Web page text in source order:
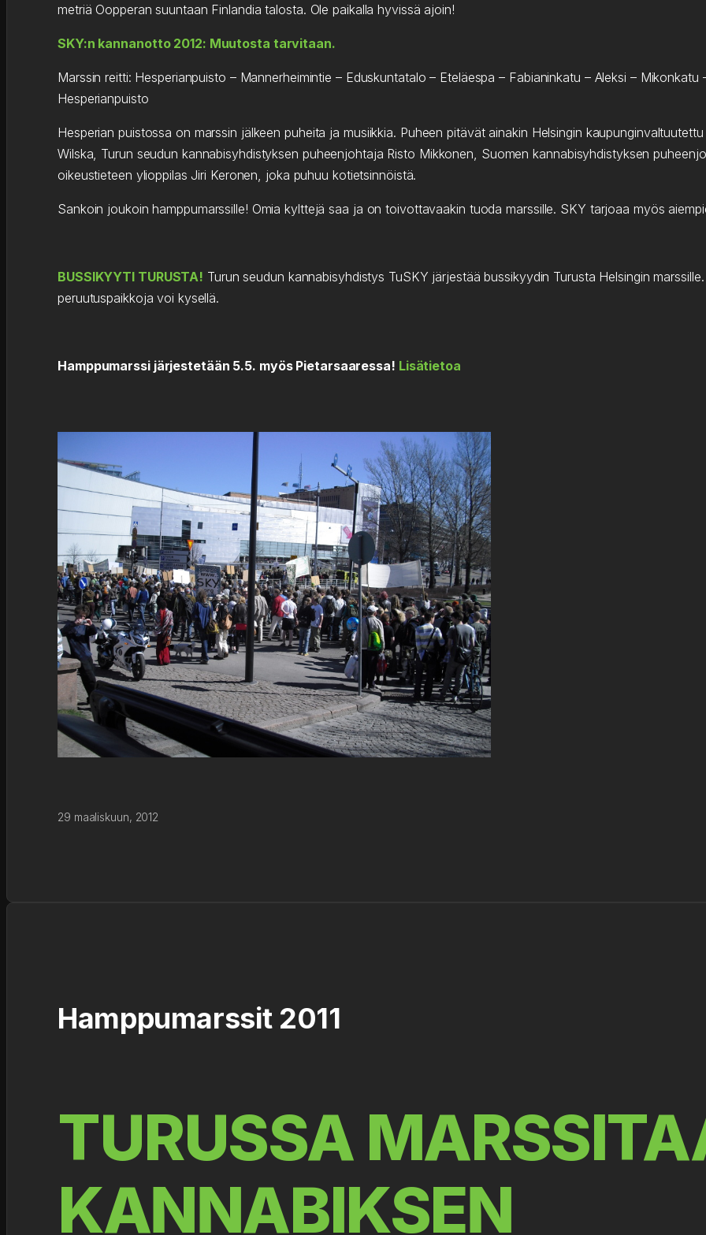
metriä Oopperan suuntaan Finlandia talosta. Ole paikalla hyvissä ajoin!
SKY:n kannanotto 2012: Muutosta tarvitaan.
Marssin reitti: Hesperianpuisto – Mannerheimintie – Eduskuntatalo – Eteläespa – Fabianinkatu – Aleksi –
Hesperianpuisto
Hesperian puistossa on marssin jälkeen puheita ja musiikkia. Puheen pitävät ainakin Helsingin
Wilska, Turun seudun kannabisyhdistyksen puheenjohtaja Risto Mikkonen, Suomen kannabisyhdistyksen
oikeustieteen ylioppilas Jiri Keronen, joka puhuu kotietsinnöistä.
Sankoin joukoin hamppumarssille! Omia kylttejä saa ja on toivottavaakin tuoda marssille. SKY tarjoaa myös
BUSSIKYYTI TURUSTA! Turun seudun kannabisyhdistys TuSKY järjestää bussikyydin Turusta Helsingin
peruutuspaikkoja voi kysellä.
Hamppumarssi järjestetään 5.5. myös Pietarsaaressa! Lisätietoa
29 maaliskuun, 2012
Hamppumarssit 2011
TURUSSA
KANNABIKSEN